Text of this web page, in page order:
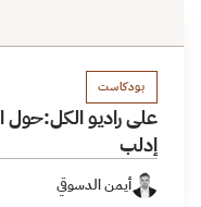
بودكاست
على راديو
إدلب
أيمن الدسوقي